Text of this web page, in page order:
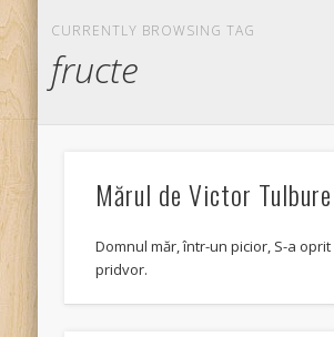
CURRENTLY BROWSING TAG
fructe
Mărul de Victor Tulbure
Domnul măr, într-un picior, S-a
pridvor.